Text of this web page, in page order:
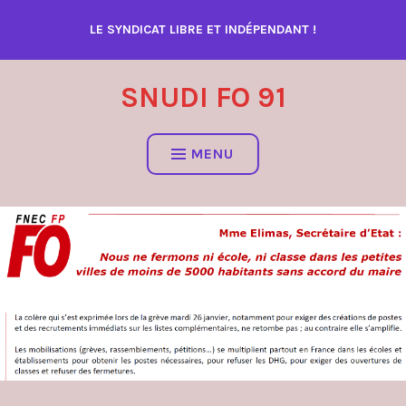
contenu
LE SYNDICAT LIBRE ET INDÉPENDANT !
SNUDI FO 91
MENU